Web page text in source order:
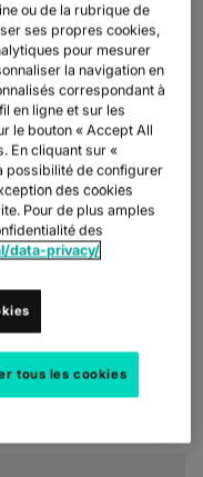
QUI
SANS
compliqués. Gérer
ralentit les livraisons
d’expérience
zones géographiques,
réseaux légers, agiles,
ou de la rubrique de
ses propres cookies,
pour mesurer
la navigation en
correspondant à
en ligne et sur les
le bouton « Accept All
En cliquant sur «
possibilité de configurer
des cookies
Pour de plus amples
des
data-privacy/
tous les cookies